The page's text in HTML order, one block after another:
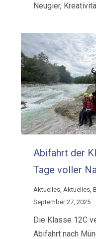
Neugier,
Abifahrt der
Tage voller
Aktuelles Aktuelles ,
September 27, 2025
Die Klasse 12C
Abifahrt nach